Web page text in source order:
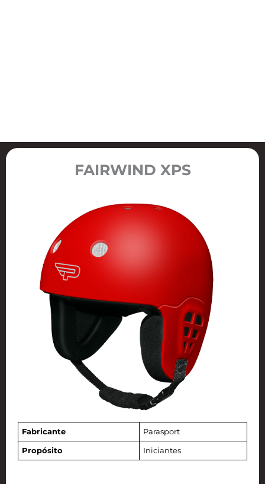
FAIRWIND XPS
Fabricante Parasport
Propósito Iniciantes